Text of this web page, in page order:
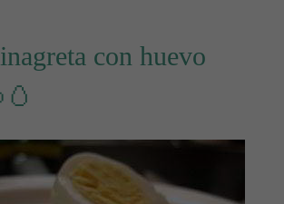
con huevo